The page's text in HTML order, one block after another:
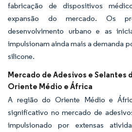
fabricação de dispositivos
expansão do mercado. Os
desenvolvimento urbano e as
impulsionam ainda mais a demanda
silicone.
Mercado de Adesivos e Selantes
Oriente Médio e África
A região do Oriente Médio e
significativo no mercado de
impulsionado por extensas